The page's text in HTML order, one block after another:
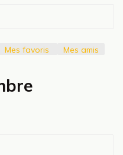
Mes favoris Mes amis